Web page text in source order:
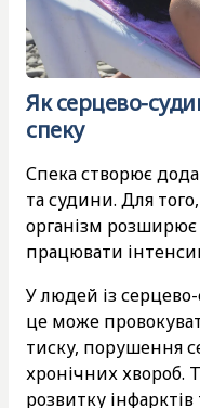
Як серцево-
спеку
Спека створює
та судини. Для
організм
працювати
У людей із
це може
тиску, порушення
хронічних хвороб.
розвитку